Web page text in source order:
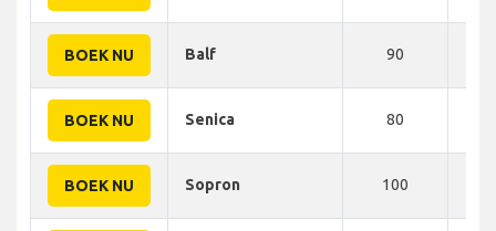
BOEK NU Balf 90
BOEK NU Senica 80
BOEK NU Sopron 100